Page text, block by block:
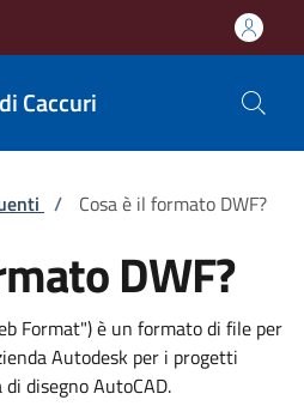
Caccuri
/ Cosa è il formato DWF?
DWF?
Format") è un formato di file per
Autodesk per i progetti
disegno AutoCAD.